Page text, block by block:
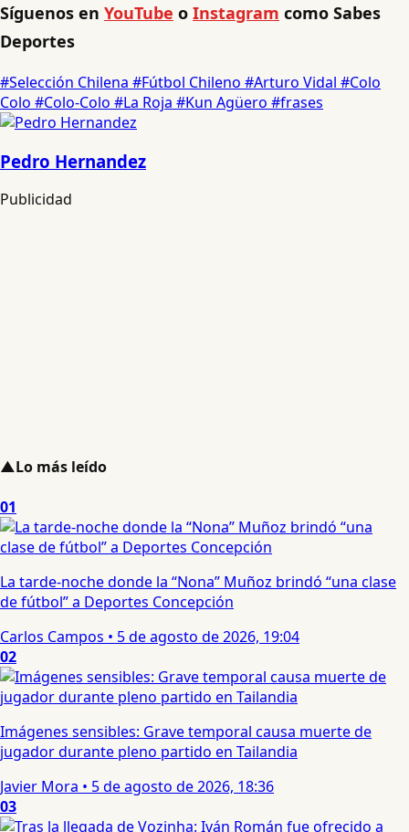
Síguenos en YouTube o Instagram como Sabes
Deportes
#Selección Chilena #Fútbol Chileno #Arturo Vidal #Colo
Colo #Colo-Colo #La Roja #Kun Agüero #frases
Pedro Hernandez
Publicidad
▲Lo más leído
01
La tarde-noche donde la “Nona” Muñoz brindó “una clase
de fútbol” a Deportes Concepción
Carlos Campos • 5 de agosto de 2026, 19:04
02
Imágenes sensibles: Grave temporal causa muerte de
jugador durante pleno partido en Tailandia
Javier Mora • 5 de agosto de 2026, 18:36
03